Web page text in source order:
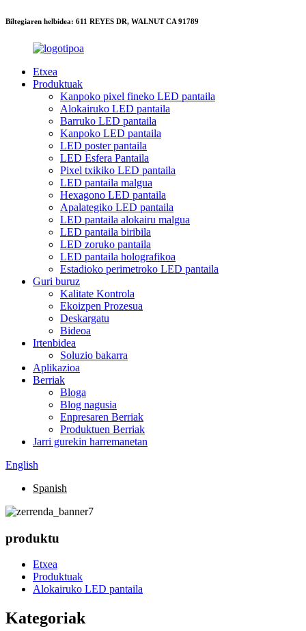
Biltegiaren helbidea: 611 REYES DR, WALNUT CA 91789
Etxea
Produktuak
Kanpoko pixel fineko LED pantaila
Alokairuko LED pantaila
Barruko LED pantaila
Kanpoko LED pantaila
LED poster pantaila
LED Esfera Pantaila
Pixel txikiko LED pantaila
LED pantaila malgua
Hexagono LED pantaila
Apalategiko LED pantaila
LED pantaila alokairu malgua
LED pantaila biribila
LED zoruko pantaila
LED pantaila holografikoa
Estadioko perimetroko LED pantaila
Guri buruz
Kalitate Kontrola
Ekoizpen Prozesua
Deskargatu
Bideoa
Irtenbidea
Soluzio bakarra
Aplikazioa
Berriak
Bloga
Blog nagusia
Enpresaren Berriak
Produktuen Berriak
Jarri gurekin harremanetan
English
Spanish
produktu
Etxea
Produktuak
Alokairuko LED pantaila
Kategoriak